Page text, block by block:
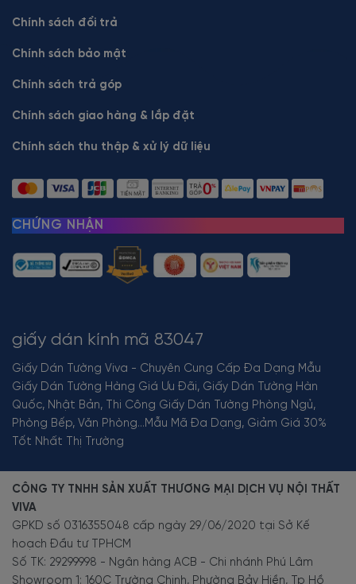
giấy dán kính mã 83047
Giấy Dán Tường Viva - Chuyên Cung Cấp Đa Dạng Mẫu
Giấy Dán Tường Hàng Giá Ưu Đãi, Giấy Dán Tường Hàn
Quốc, Nhật Bản, Thi Công Giấy Dán Tường Phòng Ngủ,
Phòng Bếp, Văn Phòng...Mẫu Mã Đa Dạng, Giảm Giá 30%
Tốt Nhất Thị Trường
Chính sách đổi trả
Chính sách bảo mật
Chính sách trả góp
Chính sách giao hàng & lắp đặt
Chính sách thu thập & xử lý dữ liệu
CHỨNG NHẬN
CÔNG TY TNHH SẢN XUẤT THƯƠNG MẠI DỊCH VỤ NỘI THẤT
VIVA
GPKD số 0316355048 cấp ngày 29/06/2020 tại Sở Kế
hoạch Đầu tư TPHCM
Số TK: 29299998 - Ngân hàng ACB - Chi nhánh Phú Lâm
Showroom 1: 160C Trường Chinh, Phường Bảy Hiền, Tp Hồ